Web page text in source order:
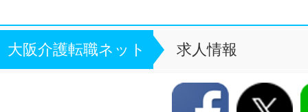
大阪介護転職ネット 求人情報